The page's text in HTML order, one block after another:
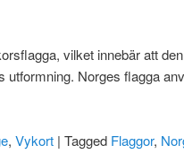
vilket innebär att
utformning. Norges flagga
, Vykort | Tagged Flaggor,